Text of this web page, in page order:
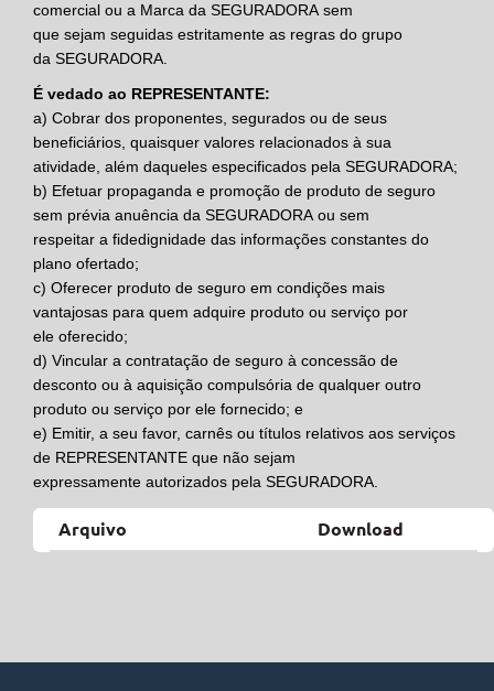
comercial ou a Marca da SEGURADORA sem
que sejam seguidas estritamente as regras do grupo
da SEGURADORA
É vedado ao REPRESENTANTE:
a) Cobrar dos proponentes, segurados ou de seus
beneficiários, quaisquer valores relacionados à sua
atividade, além daqueles especificados pela SEGURADORA;
b) Efetuar propaganda e promoção de produto de seguro
sem prévia anuência da SEGURADORA ou sem
respeitar a fidedignidade das informações constantes do
plano ofertado;
c) Oferecer produto de seguro em condições mais
vantajosas para quem adquire produto ou serviço por
ele oferecido;
d) Vincular a contratação de seguro à concessão de
desconto ou à aquisição compulsória de qualquer outro
produto ou serviço por ele fornecido; e
e) Emitir, a seu favor, carnês ou títulos relativos aos serviços
de REPRESENTANTE que não sejam
expressamente autorizados pela SEGURADORA.
Arquivo Download